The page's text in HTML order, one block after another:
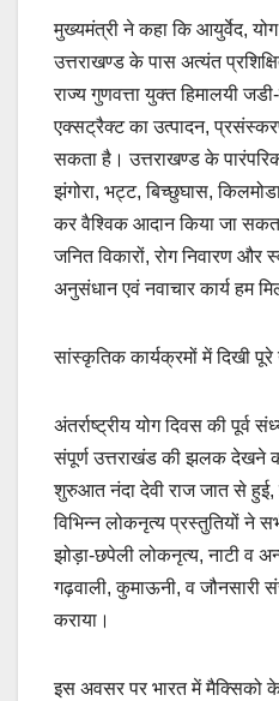
मुख्यमंत्री ने कहा कि आयुर्वेद,
उत्तराखण्ड के पास अत्यंत
राज्य गुणवत्ता युक्त हिमालयी
एक्सट्रैक्ट का उत्पादन,
सकता है। उत्तराखण्ड के
झंगोरा, भट्ट, बिच्छुघास,
कर वैश्विक आदान किया जा
जनित विकारों, रोग निवारण और
अनुसंधान एवं नवाचार कार्य हम
सांस्कृतिक कार्यक्रमों में दिखी
अंतर्राष्ट्रीय योग दिवस की पूर्व
संपूर्ण उत्तराखंड की झलक देखने
शुरुआत नंदा देवी राज जात से हुई,
विभिन्न लोकनृत्य प्रस्तुतियों ने
झोड़ा-छपेली लोकनृत्य, नाटी व
गढ़वाली, कुमाऊनी, व
कराया।
इस अवसर पर भारत में मैक्सिको